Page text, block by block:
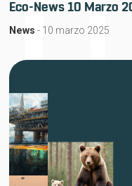
Eco-News 10 Marzo
News - 10 marzo 2025